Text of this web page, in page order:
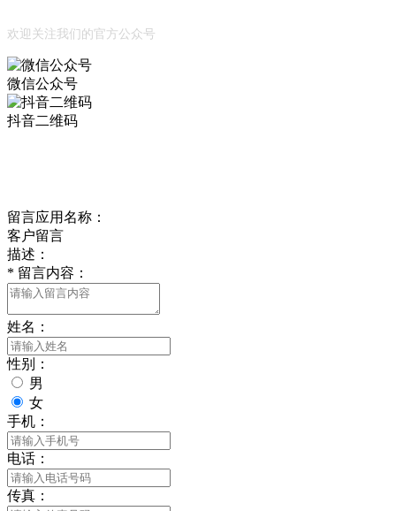
欢迎关注我们的官方公众号
微信公众号
抖音二维码
留言应用名称：
客户留言
描述：
* 留言内容：
姓名：
性别：
男
女
手机：
电话：
传真：